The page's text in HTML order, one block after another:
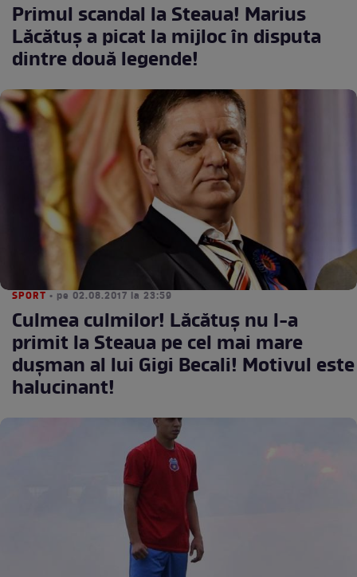
Primul scandal la Steaua! Marius
Lăcătuş a picat la mijloc în disputa
dintre două legende!
SPORT • pe 02.08.2017 la 23:59
Culmea culmilor! Lăcătuş nu l-a
primit la Steaua pe cel mai mare
duşman al lui Gigi Becali! Motivul este
halucinant!